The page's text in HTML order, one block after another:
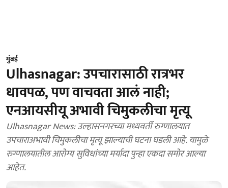
मुंबई
Ulhasnagar: उपचारासाठी रात्रभर
धावपळ, पण वाचवता आलं नाही;
एनआयसीयू अभावी चिमुकलीचा मृत्यू
Ulhasnagar News: उल्हासनगरच्या मध्यवर्ती रुग्णालयात
उपचाराअभावी चिमुकलीचा मृत्यू झाल्याची घटना घडली आहे. यामुळे
रुग्णालयातील आरोग्य सुविधांच्या मर्यादा पुन्हा एकदा समोर आल्या
आहेत.